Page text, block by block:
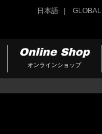
日本語 GLOBAL
Online Shop
オンラインショップ